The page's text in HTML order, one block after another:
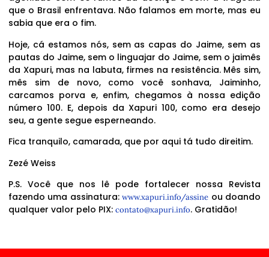
que o Brasil enfrentava. Não falamos em morte, mas eu
sabia que era o fim.
Hoje, cá estamos nós, sem as capas do Jaime, sem as
pautas do Jaime, sem o linguajar do Jaime, sem o jaimês
da Xapuri, mas na labuta, firmes na resistência. Mês sim,
mês sim de novo, como você sonhava, Jaiminho,
carcamos porva e, enfim, chegamos à nossa edição
número 100. E, depois da Xapuri 100, como era desejo
seu, a gente segue esperneando.
Fica tranquilo, camarada, que por aqui tá tudo direitim.
Zezé Weiss
P.S. Você que nos lê pode fortalecer nossa Revista
fazendo uma assinatura:www.xapuri.info/assine ou doando
qualquer valor pelo PIX: contato@xapuri.info. Gratidão!